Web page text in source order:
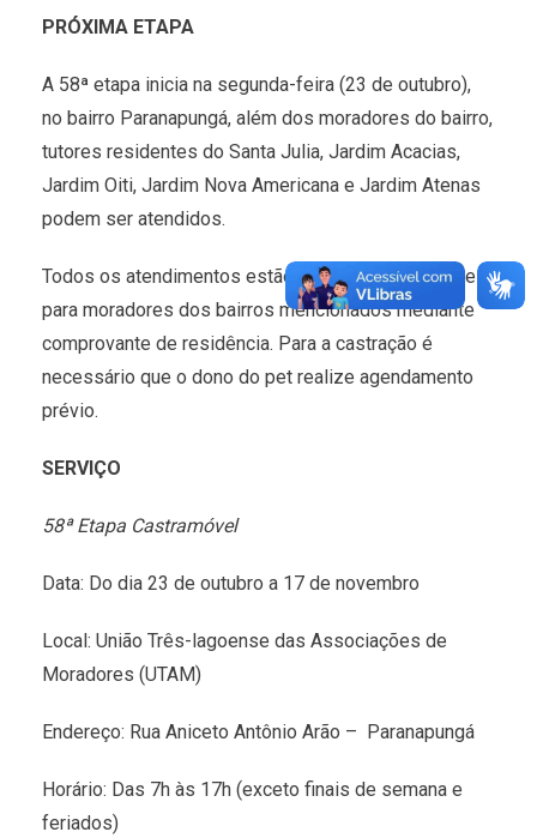
PRÓXIMA ETAPA
A 58ª etapa inicia na segunda-feira (23 de outubro),
no bairro Paranapungá, além dos moradores do bairro,
tutores residentes do Santa Julia, Jardim Acacias,
Jardim Oiti, Jardim Nova Americana e Jardim Atenas
podem ser atendidos.
Todos os atendimentos estão disponíveis somente
para moradores dos bairros mencionados mediante
comprovante de residência. Para a castração é
necessário que o dono do pet realize agendamento
prévio.
SERVIÇO
58ª Etapa Castramóvel
Data: Do dia 23 de outubro a 17 de novembro
Local: União Três-lagoense das Associações de
Moradores (UTAM)
Endereço: Rua Aniceto Antônio Arão – Paranapungá
Horário: Das 7h às 17h (exceto finais de semana e
feriados)